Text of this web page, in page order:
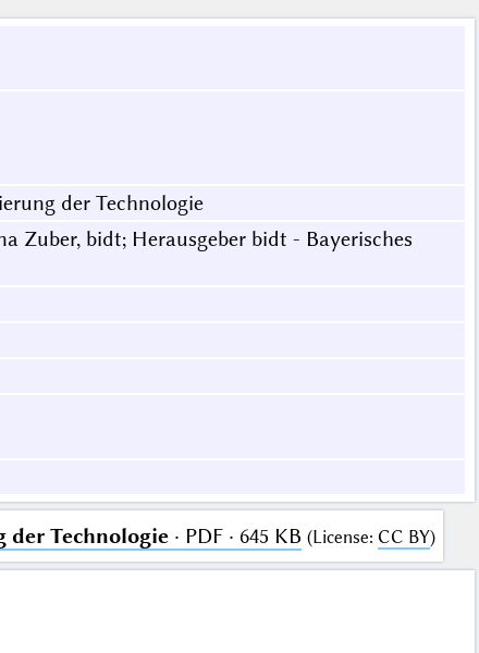
der Technologie
Zuber, bidt; Herausgeber bidt - Bayerisches
der Technologie· PDF · 645 KB (License: CC BY)